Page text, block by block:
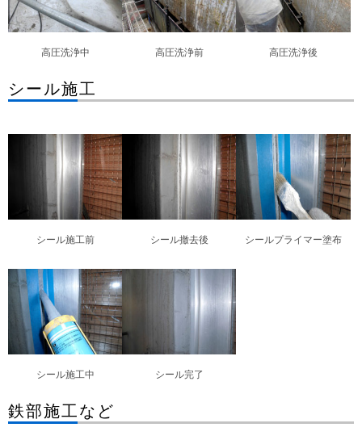
高圧洗浄中 高圧洗浄前 高圧洗浄後
シール施工
シール施工前 シール撤去後 シールプライマー塗布
シール施工中 シール完了
鉄部施工など